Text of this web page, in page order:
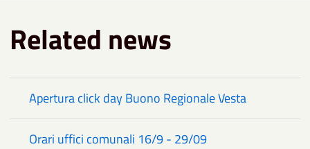
Related news
Apertura click day Buono Regionale Vesta
Orari uffici comunali 16/9 - 29/09